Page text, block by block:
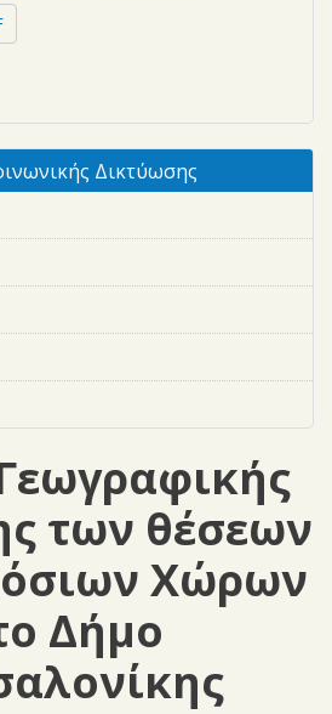
Δικτύωσης
των θέσεων
Χώρων
Δήμο